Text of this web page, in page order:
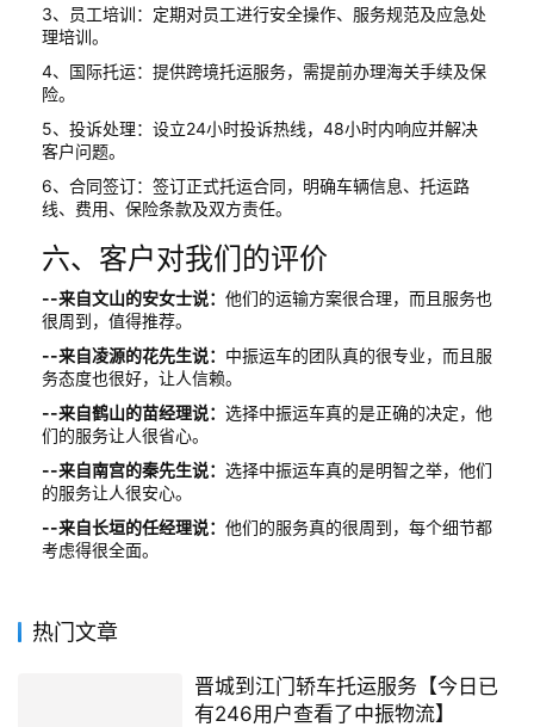
3、员工培训：定期对员工进行安全操作、服务规范及应急处
理培训。
4、国际托运：提供跨境托运服务，需提前办理海关手续及保
险。
5、投诉处理：设立24小时投诉热线，48小时内响应并解决
客户问题。
6、合同签订：签订正式托运合同，明确车辆信息、托运路
线、费用、保险条款及双方责任。
六、客户对我们的评价
--来自文山的安女士说： 他们的运输方案很合理，而且服务也
很周到，值得推荐。
--来自凌源的花先生说： 中振运车的团队真的很专业，而且服
务态度也很好，让人信赖。
--来自鹤山的苗经理说： 选择中振运车真的是正确的决定，他
们的服务让人很省心。
--来自南宫的秦先生说： 选择中振运车真的是明智之举，他们
的服务让人很安心。
--来自长垣的任经理说： 他们的服务真的很周到，每个细节都
考虑得很全面。
热门文章
晋城到江门轿车托运服务【今日已
有246用户查看了中振物流】